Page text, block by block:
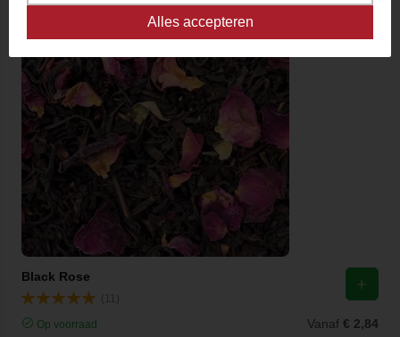
Black Rose
Op voorraad Vanaf € 2,84
Alles accepteren